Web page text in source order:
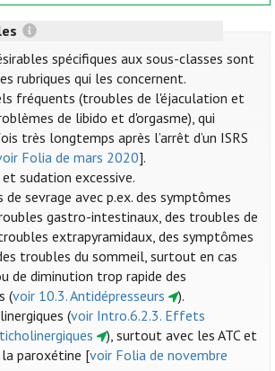
spécifiques aux sous-classes sont
rubriques qui les concernent.
fréquents (troubles de l'éjaculation et
de libido et d'orgasme), qui
très longtemps après l’arrêt d’un ISRS
Folia de mars 2020].
sudation excessive.
sevrage avec p.ex. des symptômes
gastro-intestinaux, des troubles de
extrapyramidaux, des symptômes
troubles du sommeil, surtout en cas
de diminution trop rapide des
(voir 10.3. Antidépresseurs
).
(voir Intro.6.2.3. Effets
), surtout avec les ATC et
paroxétine [voir Folia de novembre